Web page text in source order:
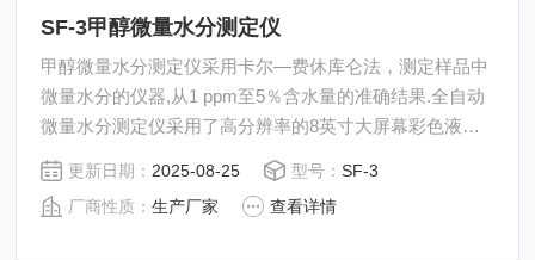
SF-3甲醇微量水分测定仪
甲醇微量水分测定仪采用卡尔—费休库仑法，测定样品中
微量水分的仪器,从1 ppm至5％含水量的准确结果.全自动
微量水分测定仪采用了高分辨率的8英寸大屏幕彩色液晶
显示器，汉字显示，触摸屏控制，人机对话更直观，操作
更简便；与同类型仪器相比，大大提高了测试灵敏度；可
储存500条历史实验记录，为您的实验提供了更多便利。
更新日期： 2025-08-25 型号：SF-3
厂商性质：生产厂家 查看详情